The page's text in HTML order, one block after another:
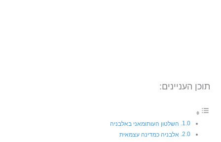
תוכן העניינים:
השלטון העותומאני באלבניה
אלבניה כמדינה עצמאית